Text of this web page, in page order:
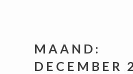
MAAND:
DECEMBER